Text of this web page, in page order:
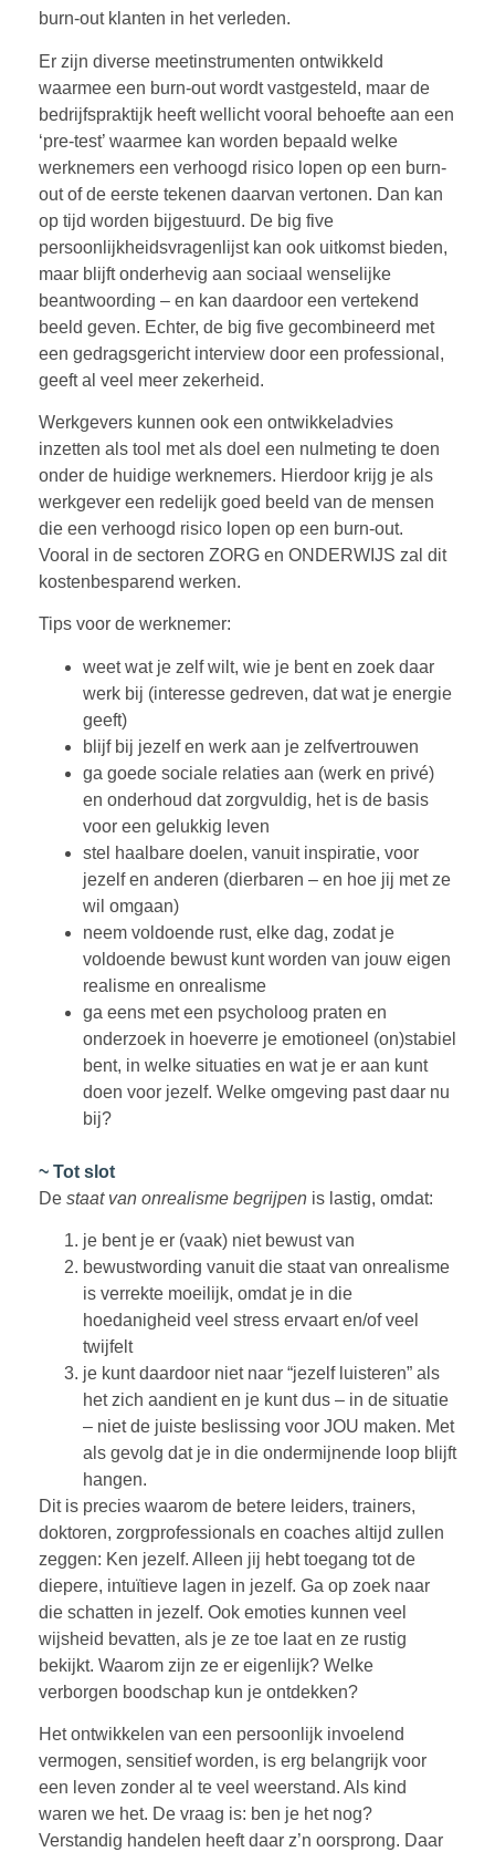
burn-out klanten in het verleden.
Er zijn diverse meetinstrumenten ontwikkeld
waarmee een burn-out wordt vastgesteld, maar de
bedrijfspraktijk heeft wellicht vooral behoefte aan een
‘pre-test’ waarmee kan worden bepaald welke
werknemers een verhoogd risico lopen op een burn-
out of de eerste tekenen daarvan vertonen. Dan kan
op tijd worden bijgestuurd. De big five
persoonlijkheidsvragenlijst kan ook uitkomst bieden,
maar blijft onderhevig aan sociaal wenselijke
beantwoording – en kan daardoor een vertekend
beeld geven. Echter, de big five gecombineerd met
een gedragsgericht interview door een professional,
geeft al veel meer zekerheid.
Werkgevers kunnen ook een ontwikkeladvies
inzetten als tool met als doel een nulmeting te doen
onder de huidige werknemers. Hierdoor krijg je als
werkgever een redelijk goed beeld van de mensen
die een verhoogd risico lopen op een burn-out.
Vooral in de sectoren ZORG en ONDERWIJS zal dit
kostenbesparend werken.
Tips voor de werknemer:
weet wat je zelf wilt, wie je bent en zoek daar
werk bij (interesse gedreven, dat wat je energie
geeft)
blijf bij jezelf en werk aan je zelfvertrouwen
ga goede sociale relaties aan (werk en privé)
en onderhoud dat zorgvuldig, het is de basis
voor een gelukkig leven
stel haalbare doelen, vanuit inspiratie, voor
jezelf en anderen (dierbaren – en hoe jij met ze
wil omgaan)
neem voldoende rust, elke dag, zodat je
voldoende bewust kunt worden van jouw eigen
realisme en onrealisme
ga eens met een psycholoog praten en
onderzoek in hoeverre je emotioneel (on)stabiel
bent, in welke situaties en wat je er aan kunt
doen voor jezelf. Welke omgeving past daar nu
bij?
~ Tot slot
De staat van onrealisme begrijpen is lastig, omdat:
je bent je er (vaak) niet bewust van
bewustwording vanuit die staat van onrealisme
is verrekte moeilijk, omdat je in die
hoedanigheid veel stress ervaart en/of veel
twijfelt
je kunt daardoor niet naar “jezelf luisteren” als
het zich aandient en je kunt dus – in de situatie
– niet de juiste beslissing voor JOU maken. Met
als gevolg dat je in die ondermijnende loop blijft
hangen.
Dit is precies waarom de betere leiders, trainers,
doktoren, zorgprofessionals en coaches altijd zullen
zeggen: Ken jezelf. Alleen jij hebt toegang tot de
diepere, intuïtieve lagen in jezelf. Ga op zoek naar
die schatten in jezelf. Ook emoties kunnen veel
wijsheid bevatten, als je ze toe laat en ze rustig
bekijkt. Waarom zijn ze er eigenlijk? Welke
verborgen boodschap kun je ontdekken?
Het ontwikkelen van een persoonlijk invoelend
vermogen, sensitief worden, is erg belangrijk voor
een leven zonder al te veel weerstand. Als kind
waren we het. De vraag is: ben je het nog?
Verstandig handelen heeft daar z’n oorsprong. Daar